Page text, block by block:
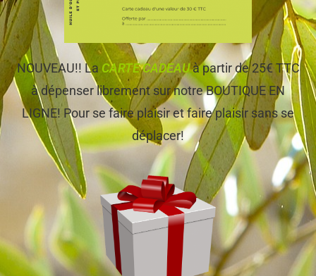
NOUVEAU!! La CARTE CADEAUà partir de 25€ TTC
à dépenser librement sur notre BOUTIQUE EN
LIGNE! Pour se faire plaisir et faire plaisir sans se
déplacer!